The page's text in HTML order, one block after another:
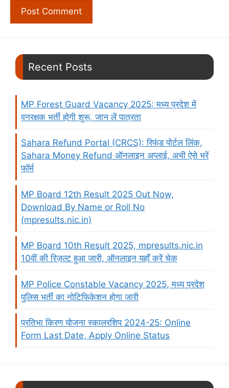
Recent Posts
MP Forest Guard Vacancy 2025: मध्य प्रदेश में
वनरक्षक भर्ती होगी शुरू, जान लें पात्रता
Sahara Refund Portal (CRCS): रिफंड पोर्टल लिंक,
Sahara Money Refund ऑनलाइन अप्लाई, अभी ऐसे भरें
फॉर्म
MP Board 12th Result 2025 Out Now,
Download By Name or Roll No
(mpresults.nic.in)
MP Board 10th Result 2025, mpresults.nic.in
10वीं की रिज़ल्ट हुआ जारी, ऑनलाइन यहाँ करें चेक
MP Police Constable Vacancy 2025, मध्य प्रदेश
पुलिस भर्ती का नोटिफिकेशन होगा जारी
प्रतिभा किरण योजना स्कालरशिप 2024-25: Online
Form Last Date, Apply Online Status